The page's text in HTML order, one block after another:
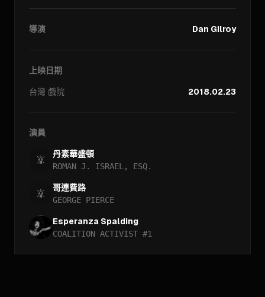
導演 Dan Gilroy
上映日期
台灣 戲院 2018.02.23
演員
丹素華盛頓
ROMAN J. ISRAEL, ESQ.
哥連費路
GEORGE PIERCE
Esperanza Spalding
COALITION ACTIVIST #1